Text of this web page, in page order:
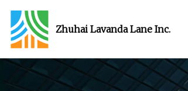
Zhuhai Lavanda Lane Inc.